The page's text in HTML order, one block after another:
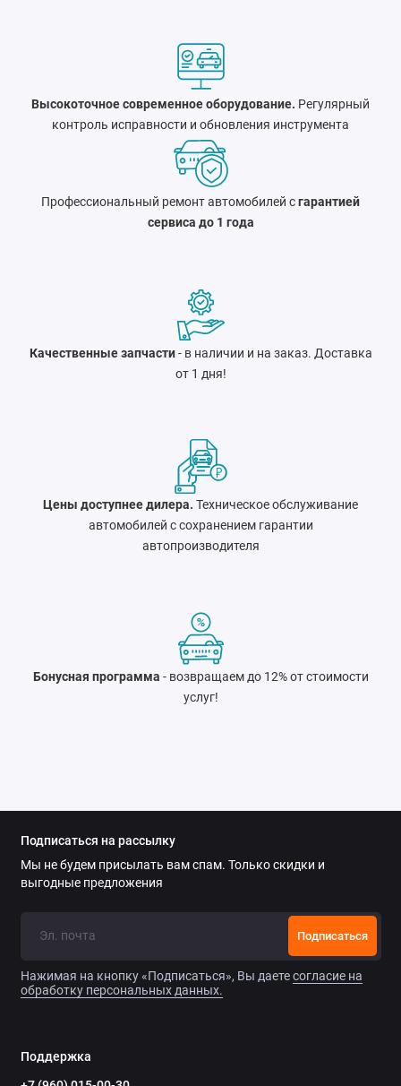
Высокоточное современное оборудование. Регулярный
контроль исправности и обновления инструмента
Профессиональный ремонт автомобилей сгарантией
сервиса до 1 года
Качественные запчасти- в наличии и на заказ. Доставка
от 1 дня!
Цены доступнее дилера. Техническое обслуживание
автомобилей с сохранением гарантии
автопроизводителя
Бонусная программа - возвращаем до 12% от стоимости
услуг!
Подписаться на рассылку
Мы не будем присылать вам спам. Только скидки и
выгодные предложения
Подписаться
Нажимая на кнопку «Подписаться», Вы даетесогласие на
обработку персональных данных.
Поддержка